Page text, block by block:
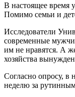
В настоящее время
Помимо семьи и
Исследователи
современные
им не нравятся. А
хозяйства
Согласно опросу, в
неделю за